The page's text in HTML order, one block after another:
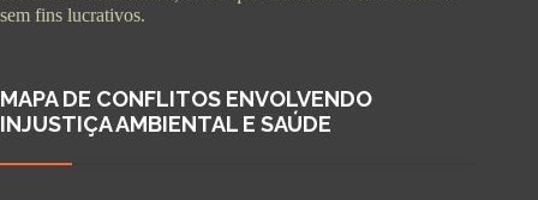
sem fins lucrativos.
MAPA DE CONFLITOS ENVOLVENDO
INJUSTIÇA AMBIENTAL E SAÚDE